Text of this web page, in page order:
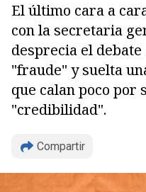
El último cara a
con la secretaria
desprecia el
"fraude" y suelta
que calan poco por
"credibilidad".
Compartir
Copiar